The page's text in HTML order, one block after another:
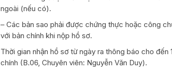
ngoài (nếu có).
– Các bản sao phải được chứng thực hoặc công
với bản chính khi nộp hồ sơ.
Thời gian nhận hồ sơ từ ngày ra thông báo cho
chính (B.06, Chuyên viên: Nguyễn Văn Duy).